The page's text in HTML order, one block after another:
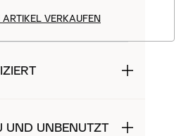
ARTIKEL VERKAUFEN
UND UNBENUTZT